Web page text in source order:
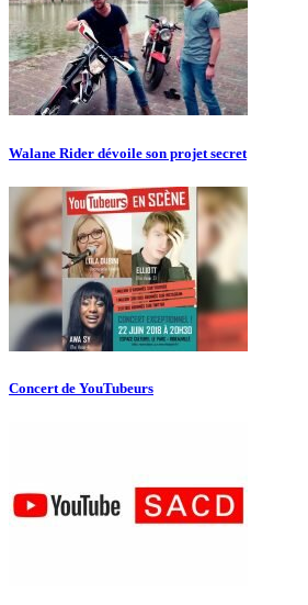
Walane Rider dévoile son projet secret
Concert de YouTubeurs